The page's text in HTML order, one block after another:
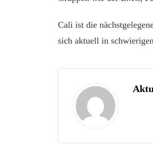
Cali ist die
sich aktuell in